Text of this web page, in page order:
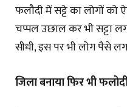
फलौदी में सट्टे का लोगों
चप्पल उछाल कर भी सट्टा
सीधी, इस पर भी लोग पैसे
जिला बनाया फिर भी